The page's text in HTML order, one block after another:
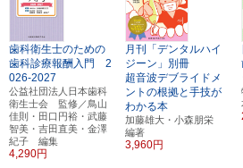
歯科衛生士のための
歯科診療報酬入門 2
026-2027
公益社団法人日本歯科
衛生士会 監修／鳥山
佳則・田口円裕・武藤
智美・吉田直美・金澤
紀子 編集
4,290円
月刊「デンタルハイ
ジーン」別冊
超音波デブライドメ
ントの根拠と手技が
わかる本
加藤雄大・小森朋栄
編著
3,960円